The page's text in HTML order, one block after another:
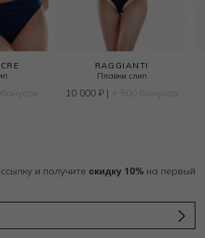
RAGGIANTI
Плавки слип
10 000 ₽| + 500 бонусов
и получите скидку 10% на первый